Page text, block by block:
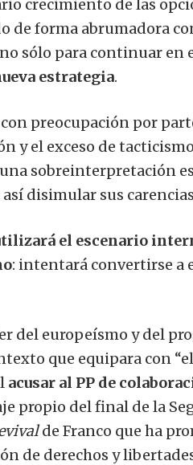
crecimiento de las
de forma abrumadora
sólo para continuar en
estrategia.
preocupación por
y el exceso de
sobreinterpretación
disimular sus
el escenario
: intentará convertirse a
del europeísmo y del
que equipara con
acusar al PP de
propio del final de la
de Franco que ha
de derechos y